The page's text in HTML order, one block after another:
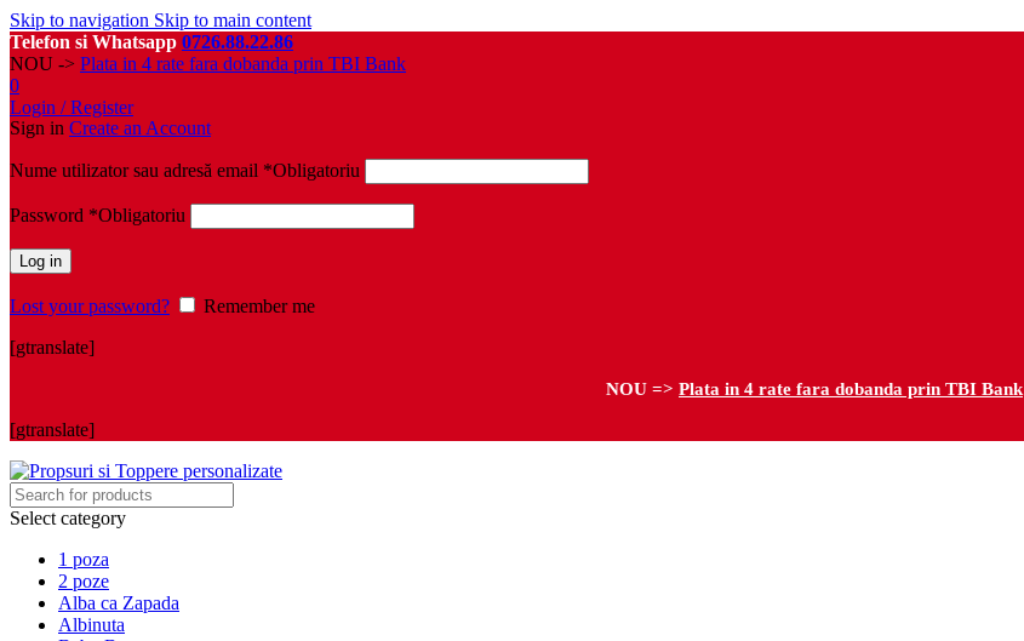
Skip to navigation Skip to main content
Telefon si Whatsapp 0726.88.22.86
NOU -> Plata in 4 rate fara dobanda prin TBI Bank
0
Login / Register
Sign in Create an Account
Nume utilizator sau adresă email *Obligatoriu
Password *Obligatoriu
Log in
Lost your password?
Remember me
[gtranslate]
NOU => Plata in 4 rate fara dobanda prin TBI Bank
[gtranslate]
Select category
1 poza
2 poze
Alba ca Zapada
Albinuta